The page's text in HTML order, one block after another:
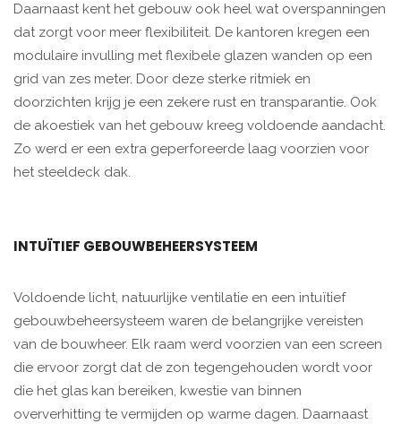
Daarnaast kent het gebouw ook heel wat overspanningen
dat zorgt voor meer flexibiliteit. De kantoren kregen een
modulaire invulling met flexibele glazen wanden op een
grid van zes meter. Door deze sterke ritmiek en
doorzichten krijg je een zekere rust en transparantie. Ook
de akoestiek van het gebouw kreeg voldoende aandacht.
Zo werd er een extra geperforeerde laag voorzien voor
het steeldeck dak.
INTUÏTIEF GEBOUWBEHEERSYSTEEM
Voldoende licht, natuurlijke ventilatie en een intuïtief
gebouwbeheersysteem waren de belangrijke vereisten
van de bouwheer. Elk raam werd voorzien van een screen
die ervoor zorgt dat de zon tegengehouden wordt voor
die het glas kan bereiken, kwestie van binnen
oververhitting te vermijden op warme dagen. Daarnaast